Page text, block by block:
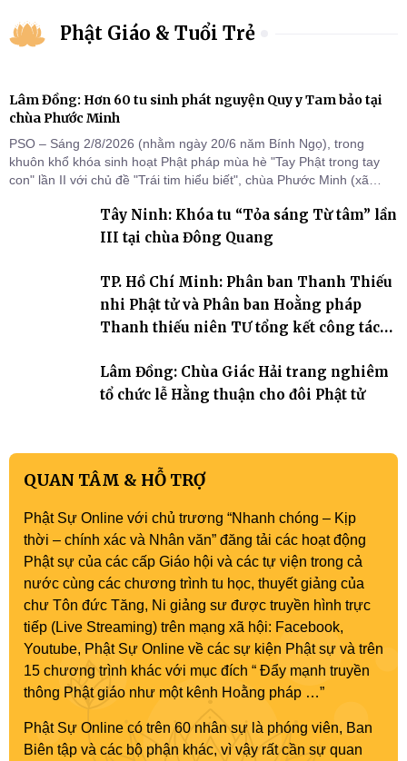
Phật Giáo & Tuổi Trẻ
Lâm Đồng: Hơn 60 tu sinh phát nguyện Quy y Tam bảo tại
chùa Phước Minh
PSO – Sáng 2/8/2026 (nhằm ngày 20/6 năm Bính Ngọ), trong
khuôn khổ khóa sinh hoạt Phật pháp mùa hè "Tay Phật trong tay
con" lần II với chủ đề "Trái tim hiểu biết", chùa Phước Minh (xã
cho hơn 60 tu sinh.Tây Ninh: Khóa tu “Tỏa sáng Từ tâm” lần
III tại chùa Đông Quang
TP. Hồ Chí Minh: Phân ban Thanh Thiếu
nhi Phật tử và Phân ban Hoằng pháp
Thanh thiếu niên TƯ tổng kết công tác
Lâm Đồng: Chùa Giác Hải trang nghiêm
tổ chức lễ Hằng thuận cho đôi Phật tử
QUAN TÂM & HỖ TRỢ
Phật Sự Online với chủ trương “Nhanh chóng – Kịp
thời – chính xác và Nhân văn” đăng tải các hoạt động
Phật sự của các cấp Giáo hội và các tự viện trong cả
nước cùng các chương trình tu học, thuyết giảng của
chư Tôn đức Tăng, Ni giảng sư được truyền hình trực
tiếp (Live Streaming) trên mạng xã hội: Facebook,
Youtube, Phật Sự Online về các sự kiện Phật sự và trên
15 chương trình khác với mục đích “ Đẩy mạnh truyền
thông Phật giáo như một kênh Hoằng pháp …”
Phật Sự Online có trên 60 nhân sự là phóng viên, Ban
Biên tập và các bộ phận khác, vì vậy rất cần sự quan